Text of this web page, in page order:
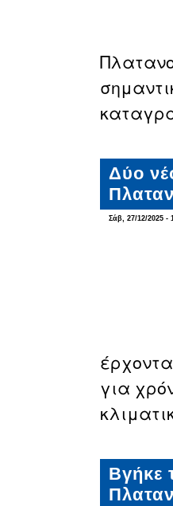
Δύο
Σάβ, 27/12/2025 -
για
Βγήκε